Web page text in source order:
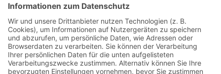
Jetzt beim BITO Newsletter
anmelden: